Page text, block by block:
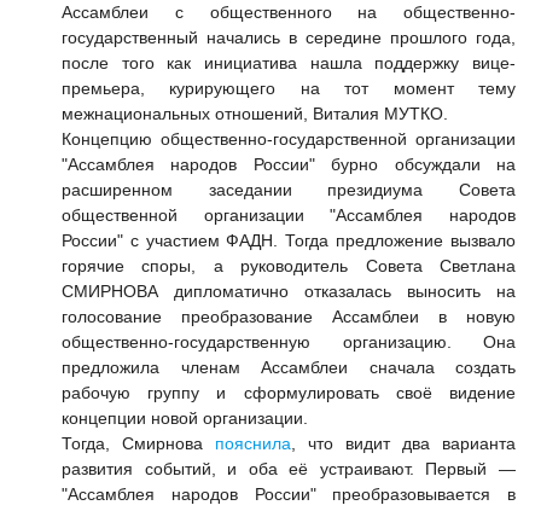
Ассамблеи с общественного на общественно-
государственный начались в середине прошлого года,
после того как инициатива нашла поддержку вице-
премьера, курирующего на тот момент тему
межнациональных отношений, Виталия МУТКО.
Концепцию общественно-государственной организации
"Ассамблея народов России" бурно обсуждали на
расширенном заседании президиума Совета
общественной организации "Ассамблея народов
России" с участием ФАДН. Тогда предложение вызвало
горячие споры, а руководитель Совета Светлана
СМИРНОВА дипломатично отказалась выносить на
голосование преобразование Ассамблеи в новую
общественно-государственную организацию. Она
предложила членам Ассамблеи сначала создать
рабочую группу и сформулировать своё видение
концепции новой организации.
Тогда, Смирнова пояснила , что видит два варианта
развития событий, и оба её устраивают. Первый —
"Ассамблея народов России" преобразовывается в